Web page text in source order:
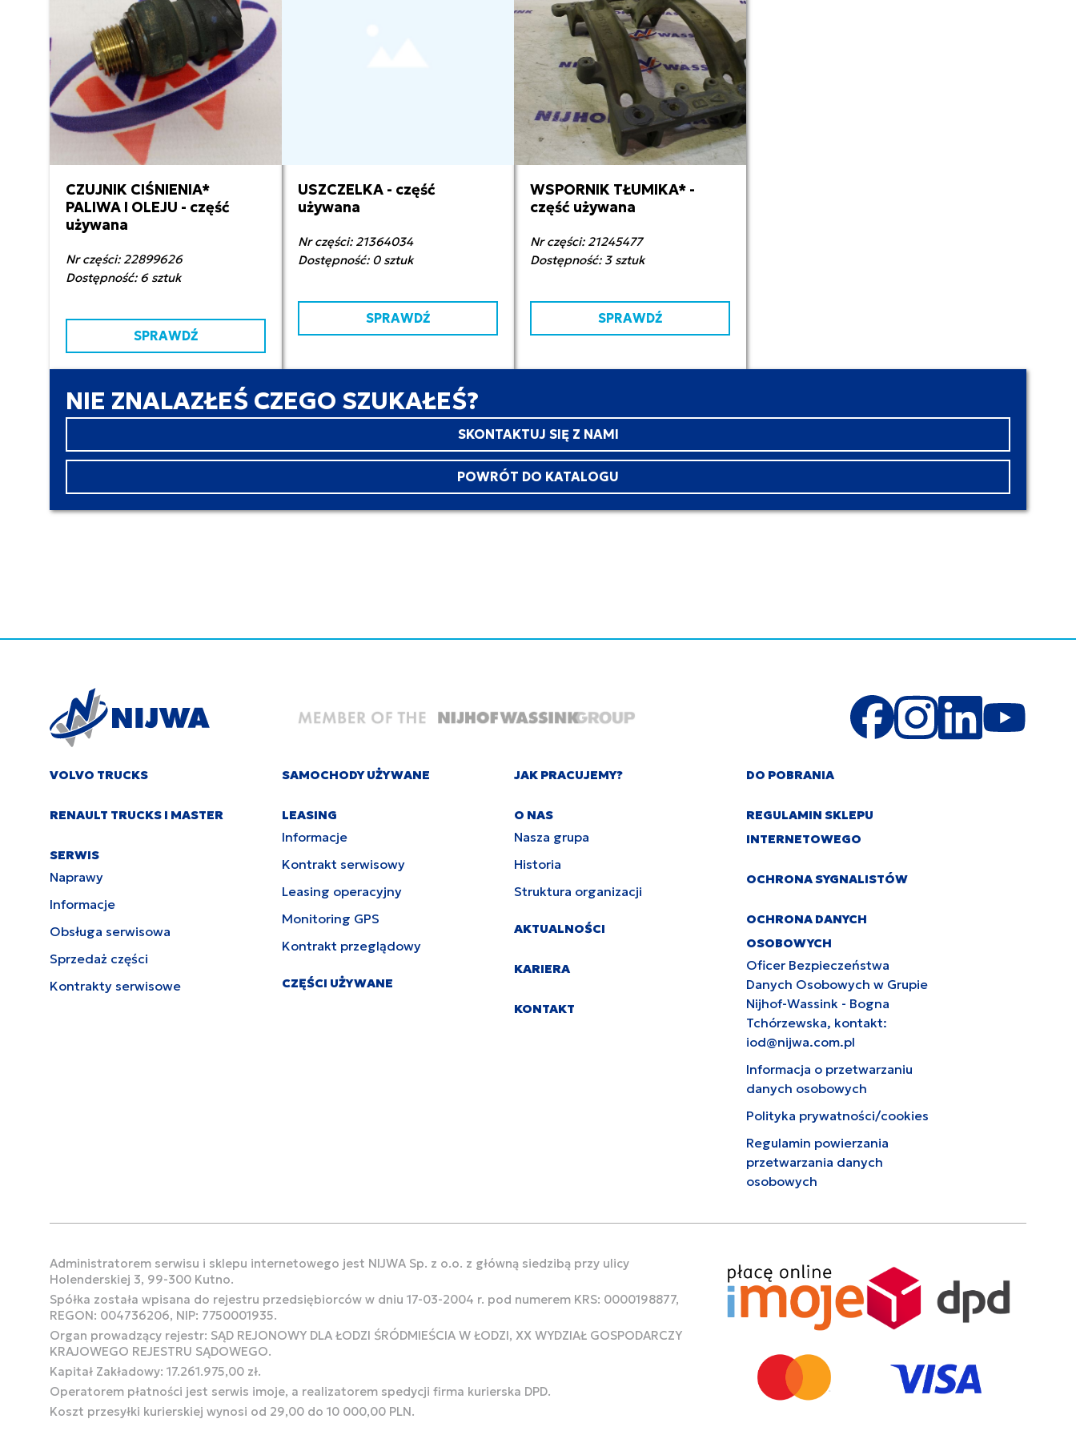
200,00 zł netto
CZUJNIK CIŚNIENIA*
PALIWA I OLEJU - część
używana
Nr części: 22899626
Dostępność: 6 sztuk
SPRAWDŹ
20,00 zł netto
USZCZELKA - część
używana
Nr części: 21364034
Dostępność: 0 sztuk
SPRAWDŹ
400,00 zł netto
WSPORNIK TŁUMIKA* -
część używana
Nr części: 21245477
Dostępność: 3 sztuk
SPRAWDŹ
NIE ZNALAZŁEŚ CZEGO SZUKAŁEŚ?
SKONTAKTUJ SIĘ Z NAMI
POWRÓT DO KATALOGU
VOLVO TRUCKS
RENAULT TRUCKS I MASTER
SERWIS
Naprawy
Informacje
Obsługa serwisowa
Sprzedaż części
Kontrakty serwisowe
SAMOCHODY UŻYWANE
LEASING
Informacje
Kontrakt serwisowy
Leasing operacyjny
Monitoring GPS
Kontrakt przeglądowy
CZĘŚCI UŻYWANE
JAK PRACUJEMY?
O NAS
Nasza grupa
Historia
Struktura organizacji
AKTUALNOŚCI
KARIERA
KONTAKT
DO POBRANIA
REGULAMIN SKLEPU
INTERNETOWEGO
OCHRONA SYGNALISTÓW
OCHRONA DANYCH
OSOBOWYCH
Oficer Bezpieczeństwa
Danych Osobowych w Grupie
Nijhof-Wassink - Bogna
Tchórzewska, kontakt:
iod@nijwa.com.pl
Informacja o przetwarzaniu
danych osobowych
Polityka prywatności/cookies
Regulamin powierzania
przetwarzania danych
osobowych
Administratorem serwisu i sklepu internetowego jest NIJWA Sp. z o.o. z główną siedzibą przy ulicy
Holenderskiej 3, 99-300 Kutno.
Spółka została wpisana do rejestru przedsiębiorców w dniu 17-03-2004 r. pod numerem KRS: 0000198877,
REGON: 004736206, NIP: 7750001935.
Organ prowadzący rejestr: SĄD REJONOWY DLA ŁODZI ŚRÓDMIEŚCIA W ŁODZI, XX WYDZIAŁ GOSPODARCZY
KRAJOWEGO REJESTRU SĄDOWEGO.
Kapitał Zakładowy: 17.261.975,00 zł.
Operatorem płatności jest serwis imoje, a realizatorem spedycji firma kurierska DPD.
Koszt przesyłki kurierskiej wynosi od 29,00 do 10 000,00 PLN.